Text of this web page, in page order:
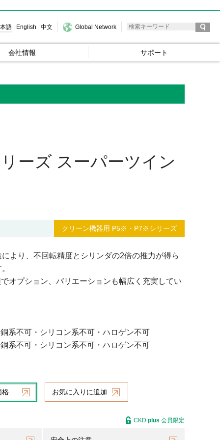
語 English 中文 Global Network
会社情報 サポート
ーズ スーパーツイン
クリーン機器用 P5※・P7※シリーズ
より、不回転精度とシリンダの2倍の推力が得ら
オプション、バリエーションも幅広く充実してい
系不可・シリコン系不可・ハロゲン不可
系不可・シリコン系不可・ハロゲン不可
格 お気に入りに追加
CKD plus 会員限定